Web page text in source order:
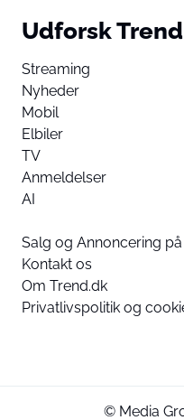
Udforsk
Streaming
Nyheder
Mobil
Elbiler
TV
Anmeldelser
AI
Salg og Annoncering
Kontakt os
Om Trend.dk
Privatlivspolitik og
© Media